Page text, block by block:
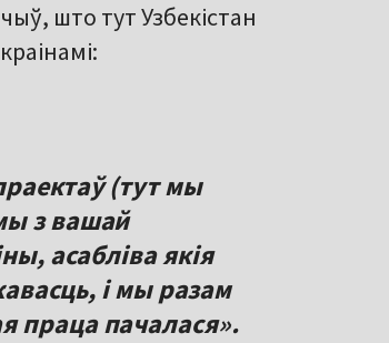
што тут Узбекістан
(тут мы
з вашай
асабліва якія
і мы разам
праца пачалася».